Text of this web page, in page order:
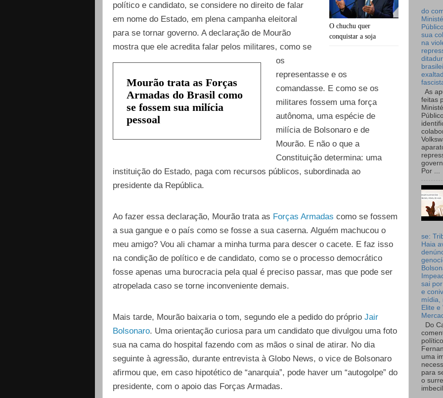
O chuchu quer
conquistar a soja
Mourão trata as Forças
Armadas do Brasil como
se fossem sua milícia
pessoal
político e candidato, se considere no direito de falar
em nome do Estado, em plena campanha eleitoral
para se tornar governo. A declaração de Mourão
mostra que ele acredita falar pelos militares, como se
os
representasse e os
comandasse. E como se os
militares fossem uma força
autônoma, uma espécie de
milícia de Bolsonaro e de
Mourão. E não o que a
Constituição determina: uma
instituição do Estado, paga com recursos públicos, subordinada ao
presidente da República.
Ao fazer essa declaração, Mourão trata as Forças Armadas como se fossem
a sua gangue e o país como se fosse a sua caserna. Alguém machucou o
meu amigo? Vou ali chamar a minha turma para descer o cacete. E faz isso
na condição de político e de candidato, como se o processo democrático
fosse apenas uma burocracia pela qual é preciso passar, mas que pode ser
atropelada caso se torne inconveniente demais.
Mais tarde, Mourão baixaria o tom, segundo ele a pedido do próprio Jair
Bolsonaro. Uma orientação curiosa para um candidato que divulgou uma foto
sua na cama do hospital fazendo com as mãos o sinal de atirar. No dia
seguinte à agressão, durante entrevista à Globo News, o vice de Bolsonaro
afirmou que, em caso hipotético de “anarquia”, pode haver um “autogolpe” do
presidente, com o apoio das Forças Armadas.
do
sua
na
As
feitas
Por ...
se:
Haia
sai
e
mídia,
Elite e
Do
uma
para
o